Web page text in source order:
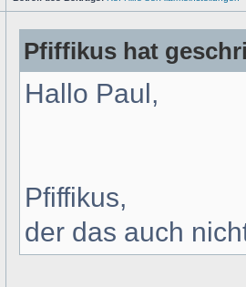
Pfiffikus hat
Hallo Paul,
Pfiffikus,
der das auch